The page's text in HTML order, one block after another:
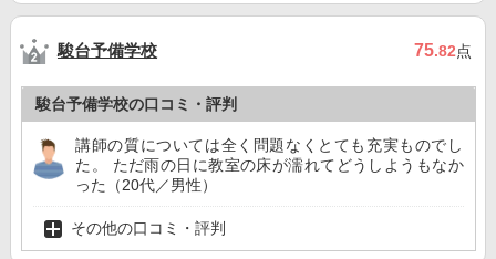
駿台予備学校 75.82点
駿台予備学校の口コミ・評判
講師の質については全く問題なくとても充実ものでし
た。 ただ雨の日に教室の床が濡れてどうしようもなか
った（20代／男性）
その他の口コミ・評判